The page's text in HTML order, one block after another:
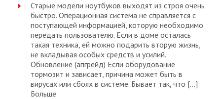
Старые модели ноутбуков выходят из строя очень
быстро. Операционная система не справляется с
поступающей информацией, которую необходимо
передать пользователю. Если в доме осталась
такая техника, ей можно подарить вторую жизнь,
не вкладывая особых средств и усилий.
Обновление (апгрейд) Если оборудование
тормозит и зависает, причина может быть в
вирусах или сбоях в системе. Бывает так, что […]
Больше